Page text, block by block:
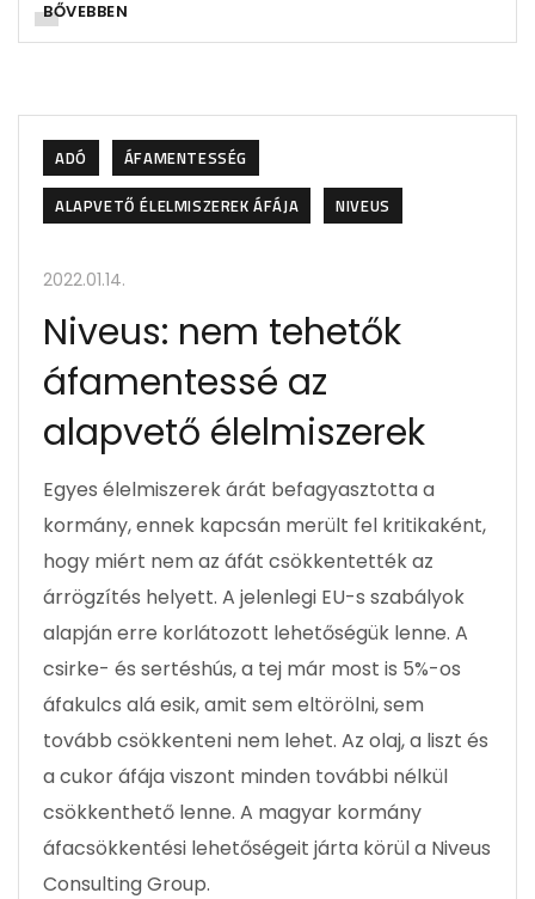
BŐVEBBEN
ADÓ
ÁFAMENTESSÉG
ALAPVETŐ ÉLELMISZEREK ÁFÁJA
NIVEUS
2022.01.14.
Niveus: nem tehetők
áfamentessé az
alapvető élelmiszerek
Egyes élelmiszerek árát befagyasztotta a
kormány, ennek kapcsán merült fel kritikaként,
hogy miért nem az áfát csökkentették az
árrögzítés helyett. A jelenlegi EU-s szabályok
alapján erre korlátozott lehetőségük lenne. A
csirke- és sertéshús, a tej már most is 5%-os
áfakulcs alá esik, amit sem eltörölni, sem
tovább csökkenteni nem lehet. Az olaj, a liszt és
a cukor áfája viszont minden további nélkül
csökkenthető lenne. A magyar kormány
áfacsökkentési lehetőségeit járta körül a Niveus
Consulting Group.